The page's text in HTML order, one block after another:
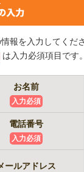
報を入力してくだ
は入力必須項目です。
お名前
入力必須
電話番号
入力必須
ールアドレス